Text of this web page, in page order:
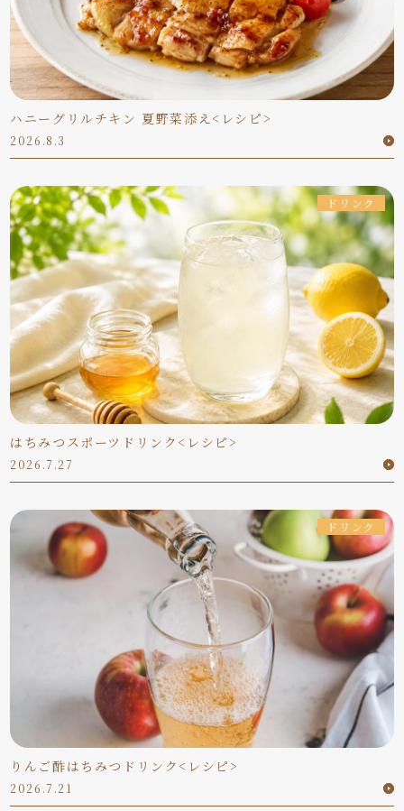
ハニーグリルチキン 夏野菜添え<レシピ>
2026.8.3
ドリンク
はちみつスポーツドリンク<レシピ>
2026.7.27
ドリンク
りんご酢はちみつドリンク<レシピ>
2026.7.21